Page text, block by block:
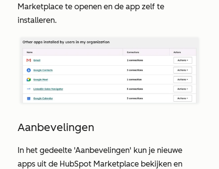
Marketplace te openen en de app zelf te
installeren.
Aanbevelingen
In het gedeelte 'Aanbevelingen' kun je nieuwe
apps uit de HubSpot Marketplace bekijken en